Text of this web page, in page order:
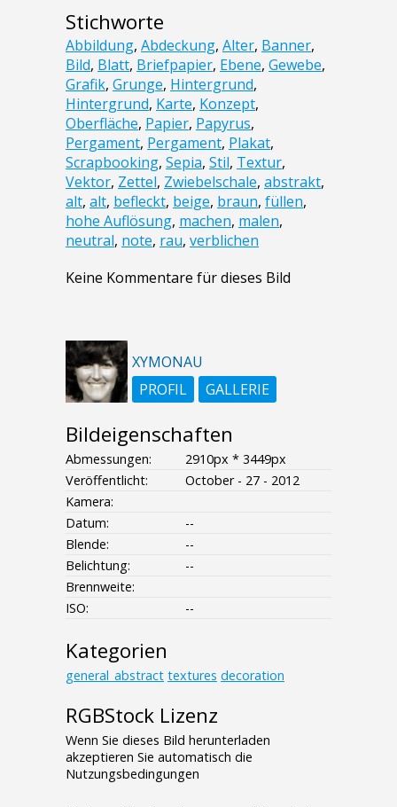
Stichworte
Abbildung, Abdeckung, Alter, Banner,
Bild, Blatt, Briefpapier, Ebene, Gewebe,
Grafik, Grunge, Hintergrund,
Hintergrund, Karte, Konzept,
Oberfläche, Papier, Papyrus,
Pergament, Pergament, Plakat,
Scrapbooking, Sepia, Stil, Textur,
Vektor, Zettel, Zwiebelschale, abstrakt,
alt, alt, befleckt, beige, braun, füllen,
hohe Auflösung, machen, malen,
neutral, note, rau, verblichen
Keine Kommentare für dieses Bild
XYMONAU
PROFIL
GALLERIE
Bildeigenschaften
Abmessungen:
2910px * 3449px
Veröffentlicht:
October - 27 - 2012
Kamera:
Datum:
--
Blende:
--
Belichtung:
--
Brennweite:
ISO:
--
Kategorien
general_abstract textures decoration
RGBStock Lizenz
Wenn Sie dieses Bild herunterladen
akzeptieren Sie automatisch die
Nutzungsbedingungen